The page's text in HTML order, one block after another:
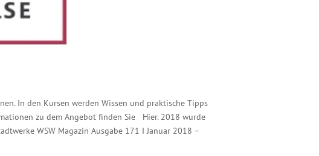
In den Kursen werden Wissen und praktische Tipps
zu dem Angebot finden Sie Hier. 2018 wurde
WSW Magazin Ausgabe 171 Ι Januar 2018 –